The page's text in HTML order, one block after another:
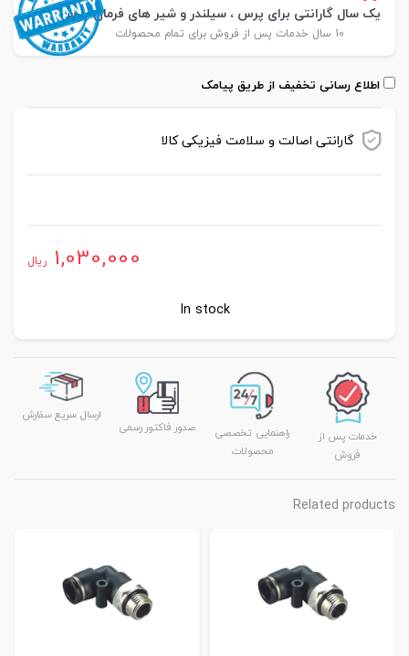
یک سال گارانتی برای پرس ، سیلندر و شیر های فرمان پارس
10 سال خدمات پس از فروش برای تمام محصولات
اطلاع رسانی تخفیف از طریق پیامک
گارانتی اصالت و سلامت فیزیکی کالا
1,030,000 ریال
In stock
خدمات پس از
فروش
راهنمایی تخصصی
محصولات
صدور فاکتور رسمی
ارسال سریع سفارش
Related products